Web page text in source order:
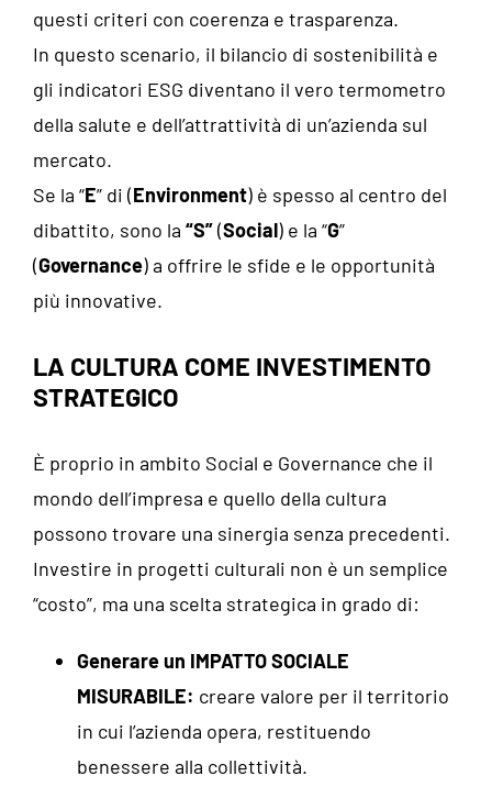
questi criteri con coerenza e trasparenza.
In questo scenario, il bilancio di sostenibilità e
gli indicatori ESG diventano il vero termometro
della salute e dell’attrattività di un’azienda sul
mercato.
Se la “E” di (Environment) è spesso al centro del
dibattito, sono la “S”(Social) e la “G”
(Governance) a offrire le sfide e le opportunità
più innovative.
LA CULTURA COME INVESTIMENTO
STRATEGICO
È proprio in ambito Social e Governance che il
mondo dell’impresa e quello della cultura
possono trovare una sinergia senza precedenti.
Investire in progetti culturali non è un semplice
“costo”, ma una scelta strategica in grado di:
Generare un IMPATTO SOCIALE
MISURABILE: creare valore per il territorio
in cui l’azienda opera, restituendo
benessere alla collettività.